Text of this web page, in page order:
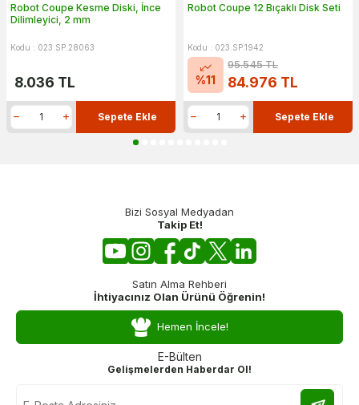
Robot Coupe Kesme Diski, İnce
Dilimleyici, 2 mm
Kodu : 023.SP.28063
8.036 TL
Sepete Ekle
Robot Coupe 12 Bıçaklı Disk Seti
Kodu : 023.SP.1942
%11
95.545TL
84.976 TL
Sepete Ekle
Bizi Sosyal Medyadan
Takip Et!
Satın Alma Rehberi
İhtiyacınız Olan Ürünü Öğrenin!
Hemen İncele!
E-Bülten
Gelişmelerden Haberdar Ol!